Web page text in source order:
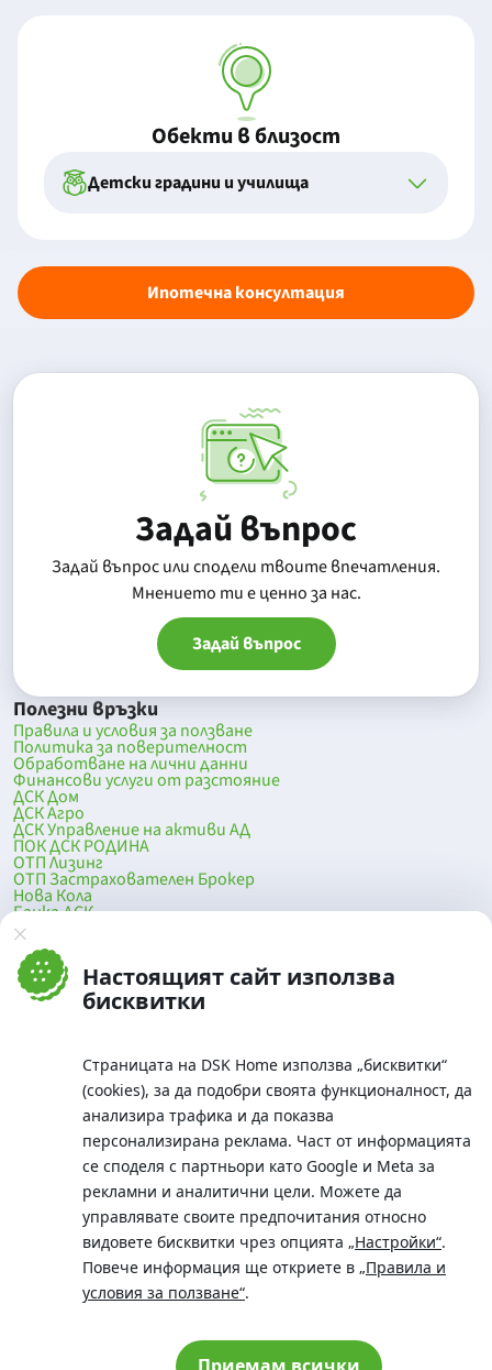
Настоящият сайт използва
бисквитки
Страницата на DSK Home използва „бисквитки“
(cookies), за да подобри своята функционалност, да
анализира трафика и да показва
персонализирана реклама. Част от информацията
се споделя с партньори като Google и Meta за
рекламни и аналитични цели. Можете да
управлявате своите предпочитания относно
видовете бисквитки чрез опцията „Настройки“.
Повече информация ще откриете в „Правила и
условия за ползване“.
Обекти в близост
Детски градини и училища
Ипотечна консултация
Задай въпрос
Задай въпрос или сподели твоите впечатления.
Mнението ти е ценно за нас.
Задай въпрос
Полезни връзки
Правила и условия за ползване
Политика за поверителност
Обработване на лични данни
Финансови услуги от разстояние
ДСК Дом
ДСК Агро
ДСК Управление на активи АД
ПОК ДСК РОДИНА
ОТП Лизинг
ОТП Застрахователен Брокер
Нова Кола
Банка ДСК
DSK Mobile
Оферти за продажба от Банка ДСК
Клонова мрежа и банкомати
До началото на страницата
Телефон:
0700 10 375 / *2375
Московска No.19 / ул. Г. Бенковски No. 5, София 1036
SWIFT/BIC:
BIC/SWIFT на Банка ДСК: STSABGSF